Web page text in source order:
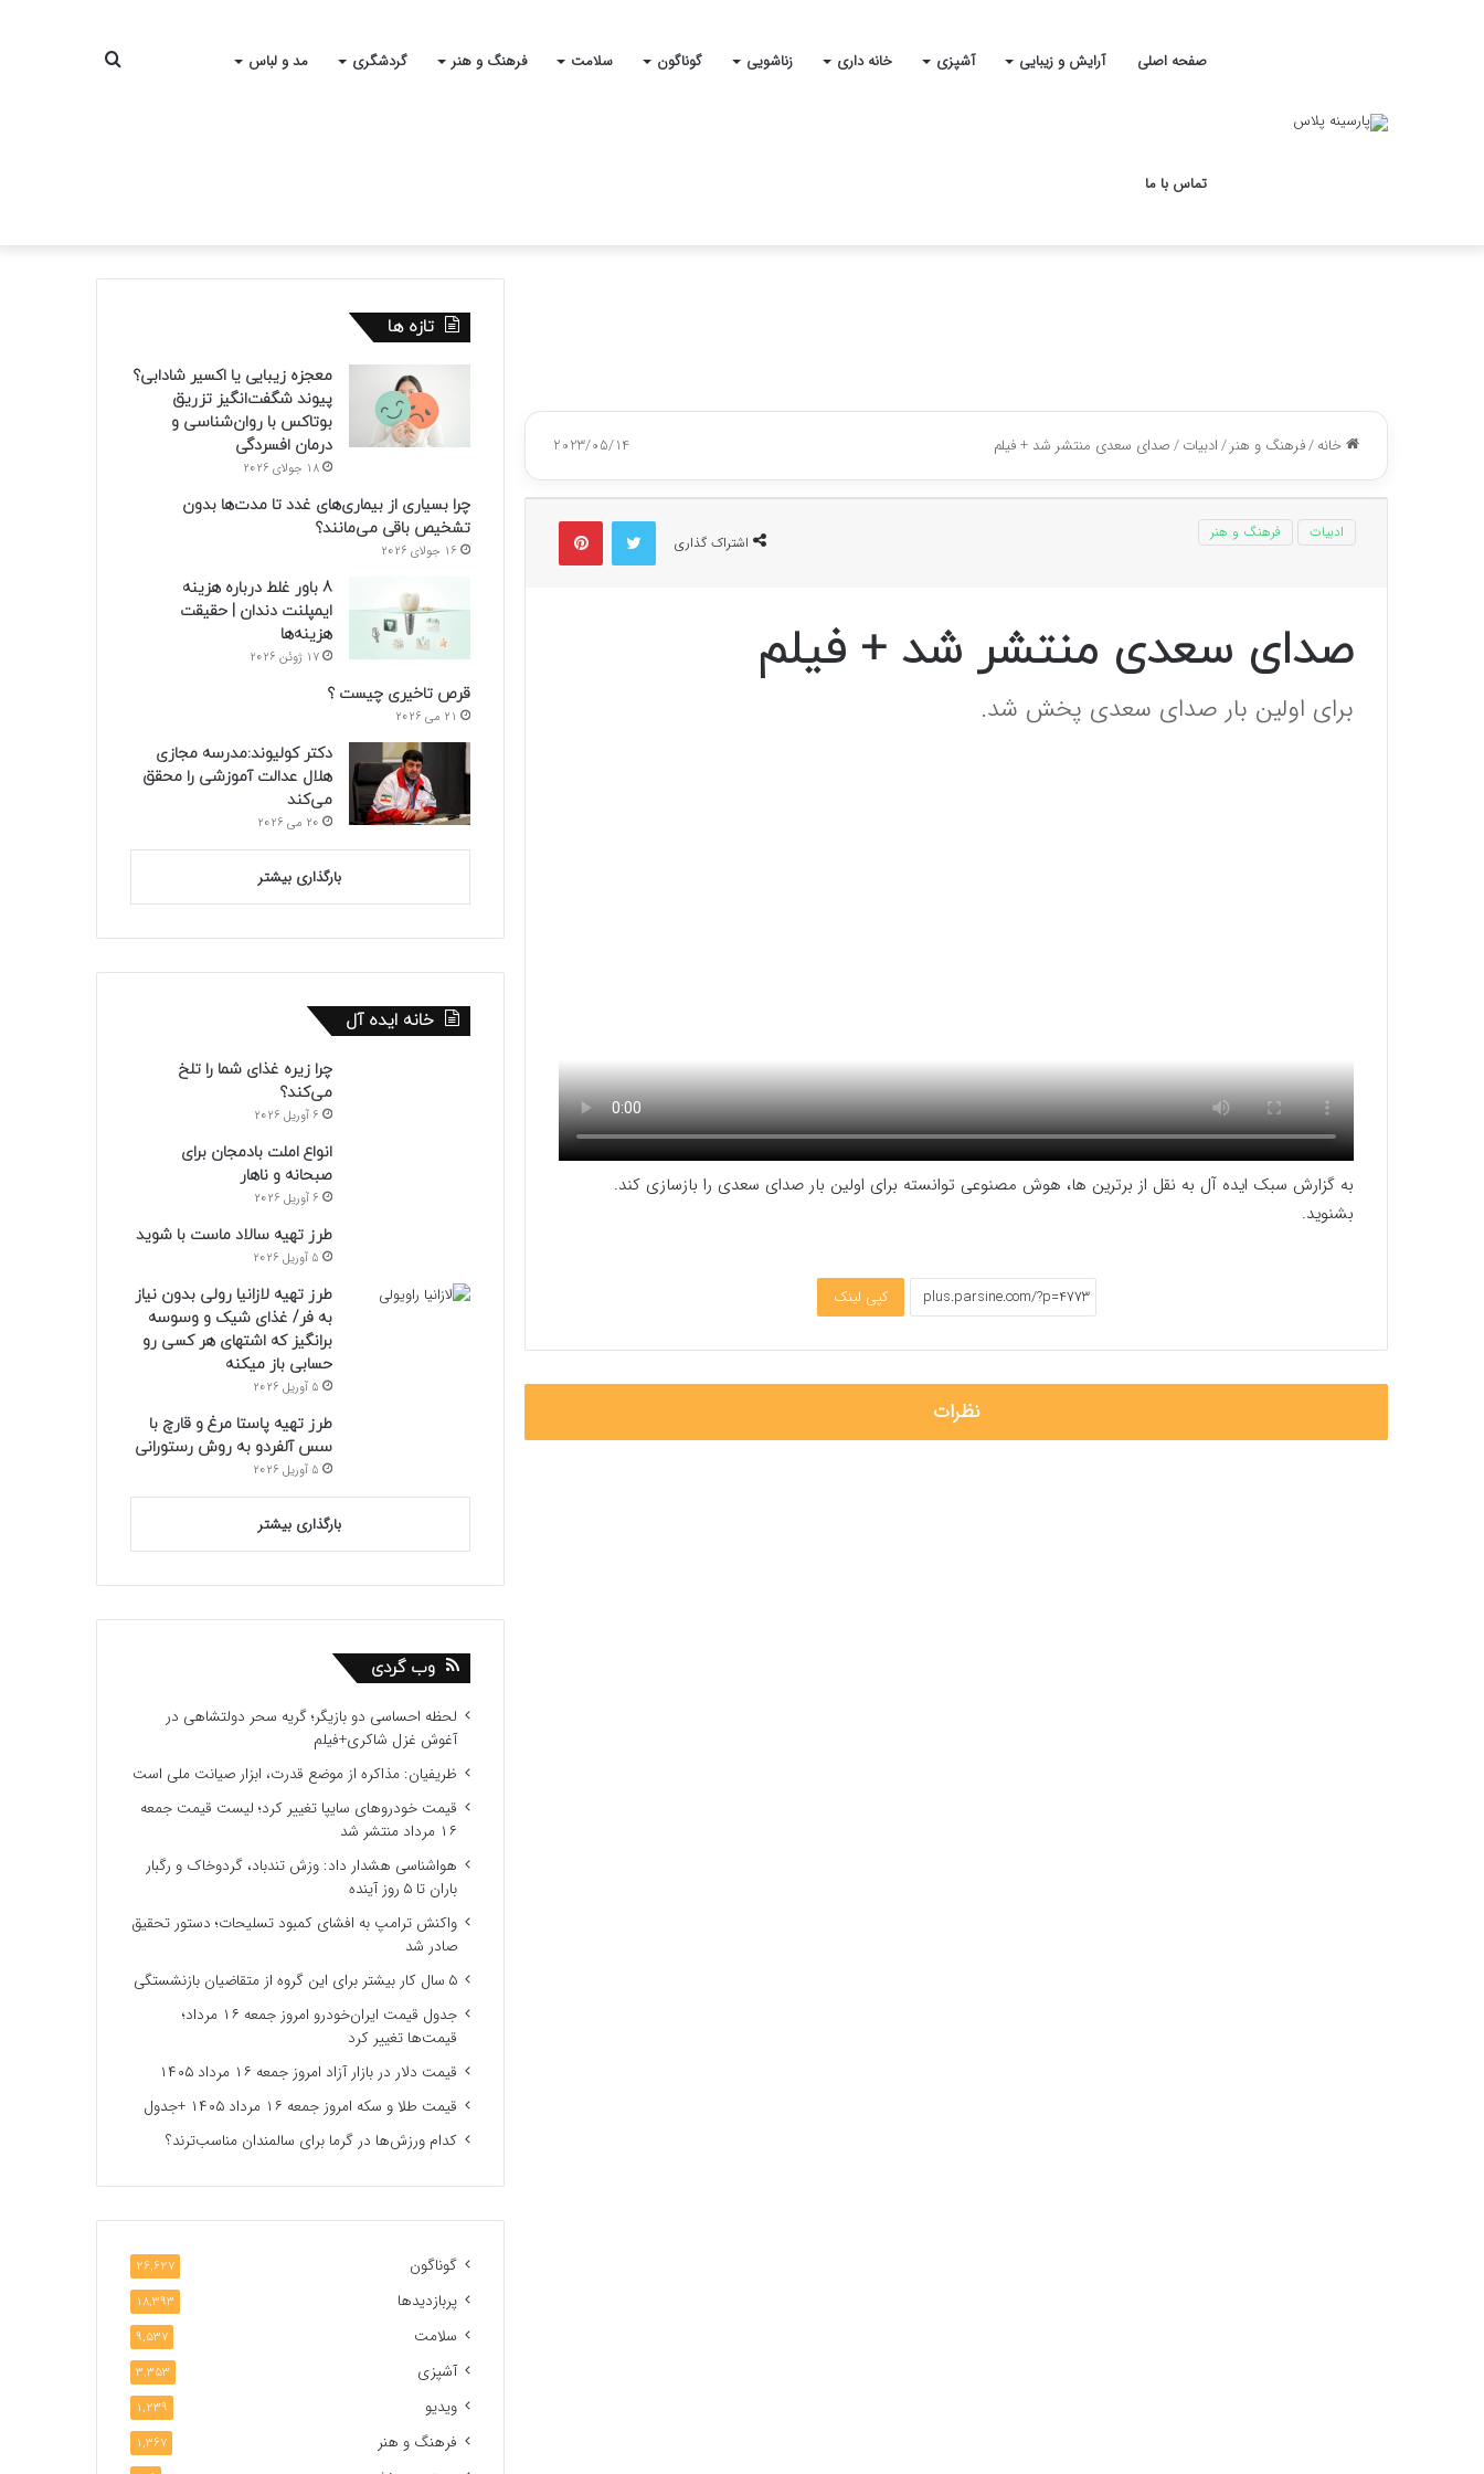
صفحه اصلی آرایش و زیبایی آشپزی خانه داری زناشویی گوناگون سلامت فرهنگ و هنر گردشگری مد و لباس
تماس با ما
جستجو
خانه/فرهنگ و هنر/ادبیات/صدای سعدی منتشر شد + فیلم 2023/05/14
اشتراک گذاری
توییتر پینتریست
ادبیات فرهنگ و هنر
صدای سعدی منتشر شد + فیلم
برای اولین بار صدای سعدی پخش شد.
به گزارش سبک ایده آل به نقل از برترین ها، هوش مصنوعی توانسته برای اولین بار صدای سعدی را بازسازی کند.
بشنوید.
کپی لینک
نظرات
تازه ها
معجزه زیبایی یا اکسیر شادابی؟
پیوند شگفت‌انگیز تزریق
بوتاکس با روان‌شناسی و
درمان افسردگی
18 جولای 2026
چرا بسیاری از بیماری‌های غدد تا مدت‌ها بدون
تشخیص باقی می‌مانند؟
16 جولای 2026
8 باور غلط درباره هزینه
ایمپلنت دندان | حقیقت
هزینه‌ها
17 ژوئن 2026
قرص تاخیری چیست ؟
21 می 2026
دکتر کولیوند:مدرسه مجازی
هلال عدالت آموزشی را محقق
می‌کند
20 می 2026
بارگذاری بیشتر
خانه ایده آل
چرا زیره غذای شما را تلخ
می‌کند؟
6 آوریل 2026
انواع املت بادمجان برای
صبحانه و ناهار
6 آوریل 2026
طرز تهیه سالاد ماست با شوید
5 آوریل 2026
طرز تهیه لازانیا رولی بدون نیاز
به فر/ غذای شیک و وسوسه
برانگیز که اشتهای هر کسی رو
حسابی باز میکنه
5 آوریل 2026
طرز تهیه پاستا مرغ و قارچ با
سس آلفردو به روش رستورانی
5 آوریل 2026
بارگذاری بیشتر
وب گردی
لحظه احساسی دو بازیگر؛ گریه سحر دولتشاهی در
آغوش غزل شاکری+فیلم
ظریفیان: مذاکره از موضع قدرت، ابزار صیانت ملی است
قیمت خودروهای سایپا تغییر کرد؛ لیست قیمت جمعه
۱۶ مرداد منتشر شد
هواشناسی هشدار داد: وزش تندباد، گردوخاک و رگبار
باران تا ۵ روز آینده
واکنش ترامپ به افشای کمبود تسلیحات؛ دستور تحقیق
صادر شد
۵ سال کار بیشتر برای این گروه از متقاضیان بازنشستگی
جدول قیمت ایران‌خودرو امروز جمعه ۱۶ مرداد؛
قیمت‌ها تغییر کرد
قیمت دلار در بازار آزاد امروز جمعه ۱۶ مرداد ۱۴۰۵
قیمت طلا و سکه امروز جمعه ۱۶ مرداد ۱۴۰۵ +جدول
کدام ورزش‌ها در گرما برای سالمندان مناسب‌ترند؟
گوناگون 26,627
پربازدیدها 18,393
سلامت 9,537
آشپزی 3,353
ویدیو 1,239
فرهنگ و هنر 1,367